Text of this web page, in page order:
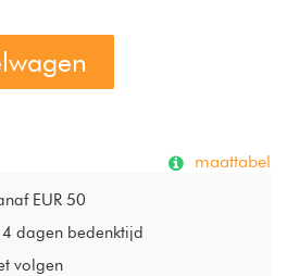
maattabel
EUR 50
dagen bedenktijd
volgen